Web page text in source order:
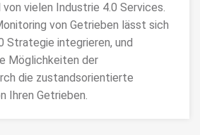
vielen Industrie 4.0 Services.
von Getrieben lässt sich
Strategie integrieren, und
Möglichkeiten der
die zustandsorientierte
Ihren Getrieben.